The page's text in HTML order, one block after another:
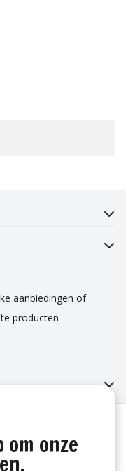
aanbiedingen of
producten
om onze